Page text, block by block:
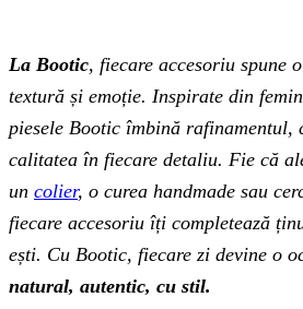
La Bootic, fiecare accesoriu spune
textură și emoție. Inspirate din
piesele Bootic îmbină rafinamentul,
calitatea în fiecare detaliu. Fie că
un colier, o curea handmade sau
fiecare accesoriu îți completează
ești. Cu Bootic, fiecare zi devine o
natural, autentic, cu stil.